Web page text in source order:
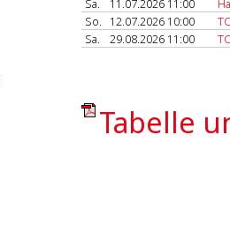
Sa.
11.07.2026 11:00
So.
12.07.2026 10:00
Sa.
29.08.2026 11:00
Tabelle